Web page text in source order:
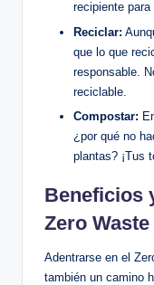
recipiente
Reciclar:
que lo que
responsable.
reciclable.
Compostar:
¿por qué no
plantas? ¡Tus
Beneficios
Zero Waste
Adentrarse en el
también un camino